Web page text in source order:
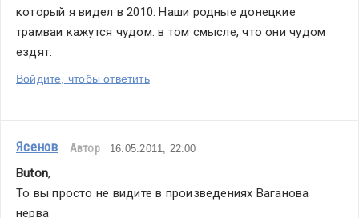
который я видел в 2010. Наши родные донецкие
трамваи кажутся чудом. в том смысле, что они чудом
ездят.
Войдите, чтобы ответить
Ясенов Автор 16.05.2011, 22:00
Buton,
То вы просто не видите в произведениях Ваганова
нерва